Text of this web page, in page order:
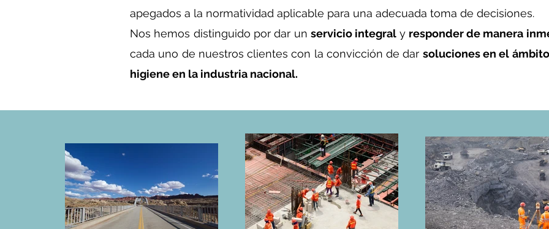
apegados a la normatividad aplicable para una adecuada toma de decisiones.
Nos hemos distinguido por dar un servicio integral y responder de manera
cada uno de nuestros clientes con la convicción de dar soluciones en el
higiene en la industria nacional.